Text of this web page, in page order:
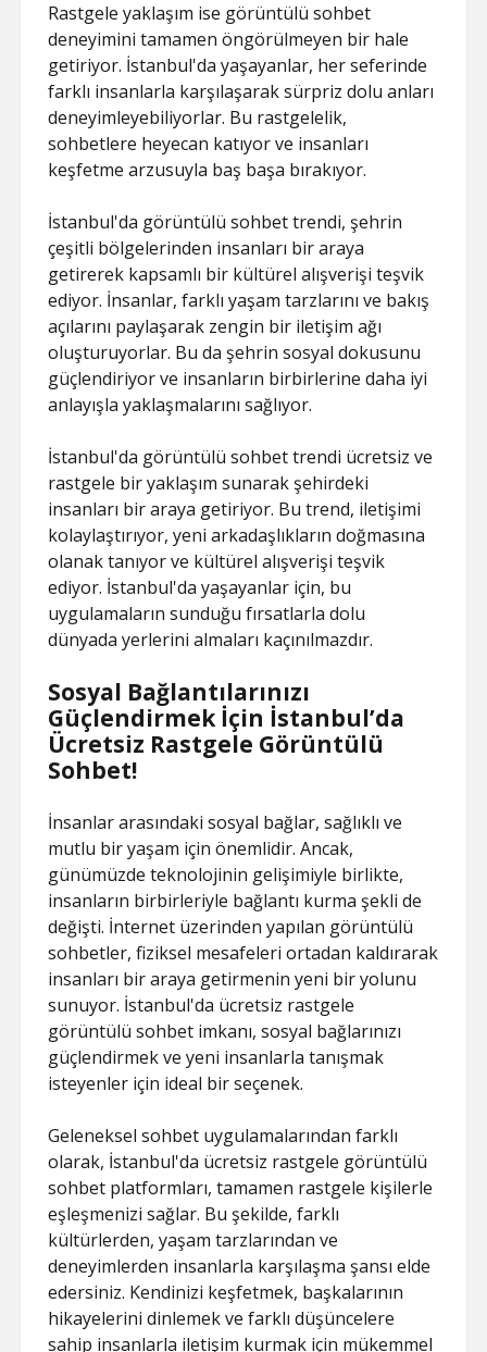
Rastgele yaklaşım ise görüntülü sohbet
deneyimini tamamen öngörülmeyen bir hale
getiriyor. İstanbul'da yaşayanlar, her seferinde
farklı insanlarla karşılaşarak sürpriz dolu anları
deneyimleyebiliyorlar. Bu rastgelelik,
sohbetlere heyecan katıyor ve insanları
keşfetme arzusuyla baş başa bırakıyor.
İstanbul'da görüntülü sohbet trendi, şehrin
çeşitli bölgelerinden insanları bir araya
getirerek kapsamlı bir kültürel alışverişi teşvik
ediyor. İnsanlar, farklı yaşam tarzlarını ve bakış
açılarını paylaşarak zengin bir iletişim ağı
oluşturuyorlar. Bu da şehrin sosyal dokusunu
güçlendiriyor ve insanların birbirlerine daha iyi
anlayışla yaklaşmalarını sağlıyor.
İstanbul'da görüntülü sohbet trendi ücretsiz ve
rastgele bir yaklaşım sunarak şehirdeki
insanları bir araya getiriyor. Bu trend, iletişimi
kolaylaştırıyor, yeni arkadaşlıkların doğmasına
olanak tanıyor ve kültürel alışverişi teşvik
ediyor. İstanbul'da yaşayanlar için, bu
uygulamaların sunduğu fırsatlarla dolu
dünyada yerlerini almaları kaçınılmazdır.
Sosyal Bağlantılarınızı
Güçlendirmek İçin İstanbul’da
Ücretsiz Rastgele Görüntülü
Sohbet!
İnsanlar arasındaki sosyal bağlar, sağlıklı ve
mutlu bir yaşam için önemlidir. Ancak,
günümüzde teknolojinin gelişimiyle birlikte,
insanların birbirleriyle bağlantı kurma şekli de
değişti. İnternet üzerinden yapılan görüntülü
sohbetler, fiziksel mesafeleri ortadan kaldırarak
insanları bir araya getirmenin yeni bir yolunu
sunuyor. İstanbul'da ücretsiz rastgele
görüntülü sohbet imkanı, sosyal bağlarınızı
güçlendirmek ve yeni insanlarla tanışmak
isteyenler için ideal bir seçenek.
Geleneksel sohbet uygulamalarından farklı
olarak, İstanbul'da ücretsiz rastgele görüntülü
sohbet platformları, tamamen rastgele kişilerle
eşleşmenizi sağlar. Bu şekilde, farklı
kültürlerden, yaşam tarzlarından ve
deneyimlerden insanlarla karşılaşma şansı elde
edersiniz. Kendinizi keşfetmek, başkalarının
hikayelerini dinlemek ve farklı düşüncelere
sahip insanlarla iletişim kurmak için mükemmel